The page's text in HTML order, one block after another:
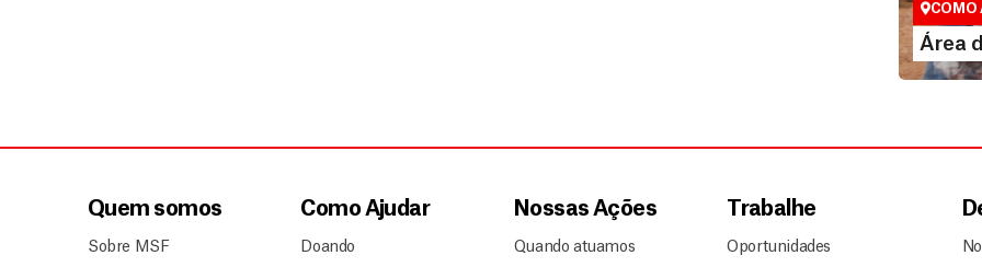
COMO
Área
Quem somos
Sobre MSF
Como Ajudar
Doando
Nossas Ações
Quando atuamos
Trabalhe
Oportunidades